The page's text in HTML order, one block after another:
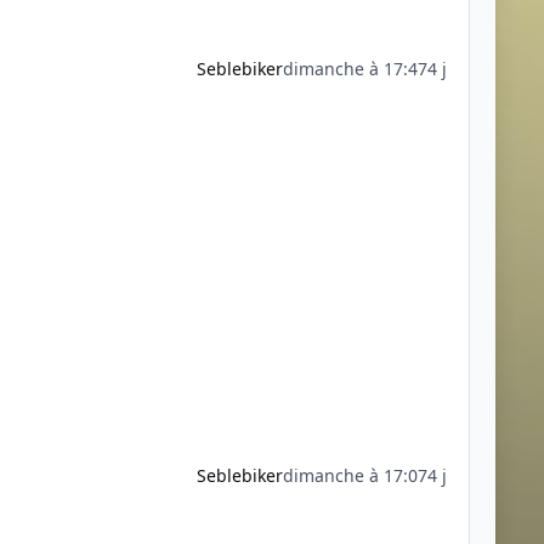
Seblebikerdimanche à 17:474 j
Seblebikerdimanche à 17:074 j